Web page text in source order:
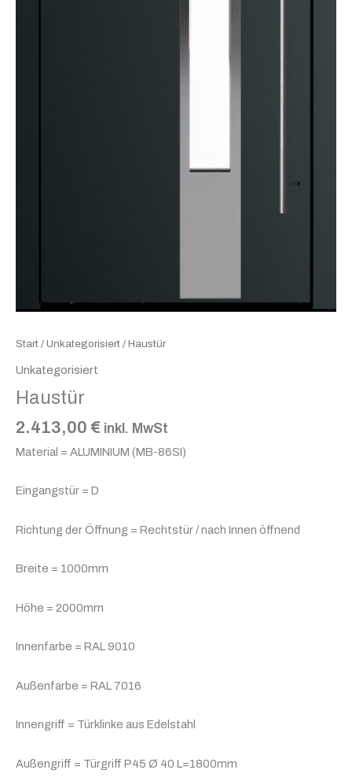
Start / Unkategorisiert / Haustür
Unkategorisiert
Haustür
2.413,00 € inkl. MwSt
Material = ALUMINIUM (MB-86SI)
Eingangstür = D
Richtung der Öffnung = Rechtstür / nach Innen öffnend
Breite = 1000mm
Höhe = 2000mm
Innenfarbe = RAL 9010
Außenfarbe = RAL 7016
Innengriff = Türklinke aus Edelstahl
Außengriff = Türgriff P45 Ø 40 L=1800mm